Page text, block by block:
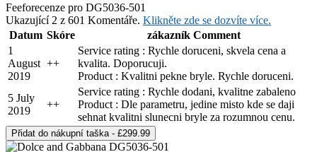
Feeforecenze pro DG5036-501
Ukazující 2 z 601 Komentáře. Klikněte zde se dozvíte více.
Datum Skóre
zákazník Comment
1
August
2019
++
Service rating : Rychle doruceni, skvela cena a
kvalita. Doporucuji.
Product : Kvalitni pekne bryle. Rychle doruceni.
5 July
2019
++
Service rating : Rychle dodani, kvalitne zabaleno
Product : Dle parametru, jedine misto kde se daji
sehnat kvalitni slunecni bryle za rozumnou cenu.